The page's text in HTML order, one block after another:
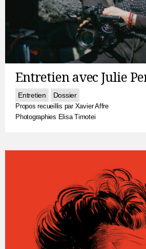
Entretien avec Julie
Entretien Dossier
Propos recueillis par Xavier Affre
Photographies Elisa Timotei